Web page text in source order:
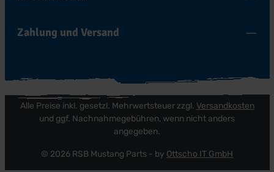
Zahlung und Versand
© 2026 RSB Mustang Parts - by Ottscho IT GmbH
Alle Preise inkl. gesetzl. Mehrwertsteuer zzgl. Versandkosten
und ggf. Nachnahmegebühren, wenn nicht anders
angegeben.